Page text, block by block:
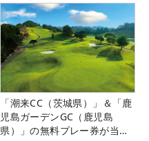
「潮来CC（茨城県）」＆「鹿
児島ガーデンGC（鹿児島
県）」の無料プレー券が当た